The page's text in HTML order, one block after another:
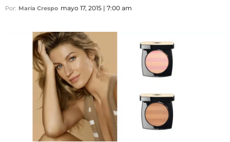
Por: María Crespo mayo 17, 2015 | 7:00 am